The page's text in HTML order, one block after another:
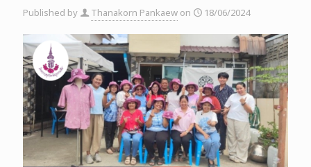
Published by Thanakorn Pankaew on 18/06/2024